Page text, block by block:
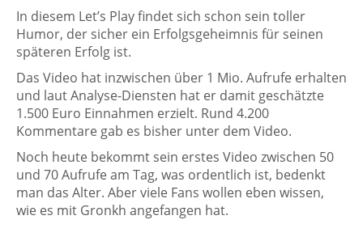
In diesem Let’s Play findet sich schon sein toller
Humor, der sicher ein Erfolgsgeheimnis für seinen
späteren Erfolg ist.
Das Video hat inzwischen über 1 Mio. Aufrufe erhalten
und laut Analyse-Diensten hat er damit geschätzte
1.500 Euro Einnahmen erzielt. Rund 4.200
Kommentare gab es bisher unter dem Video.
Noch heute bekommt sein erstes Video zwischen 50
und 70 Aufrufe am Tag, was ordentlich ist, bedenkt
man das Alter. Aber viele Fans wollen eben wissen,
wie es mit Gronkh angefangen hat.